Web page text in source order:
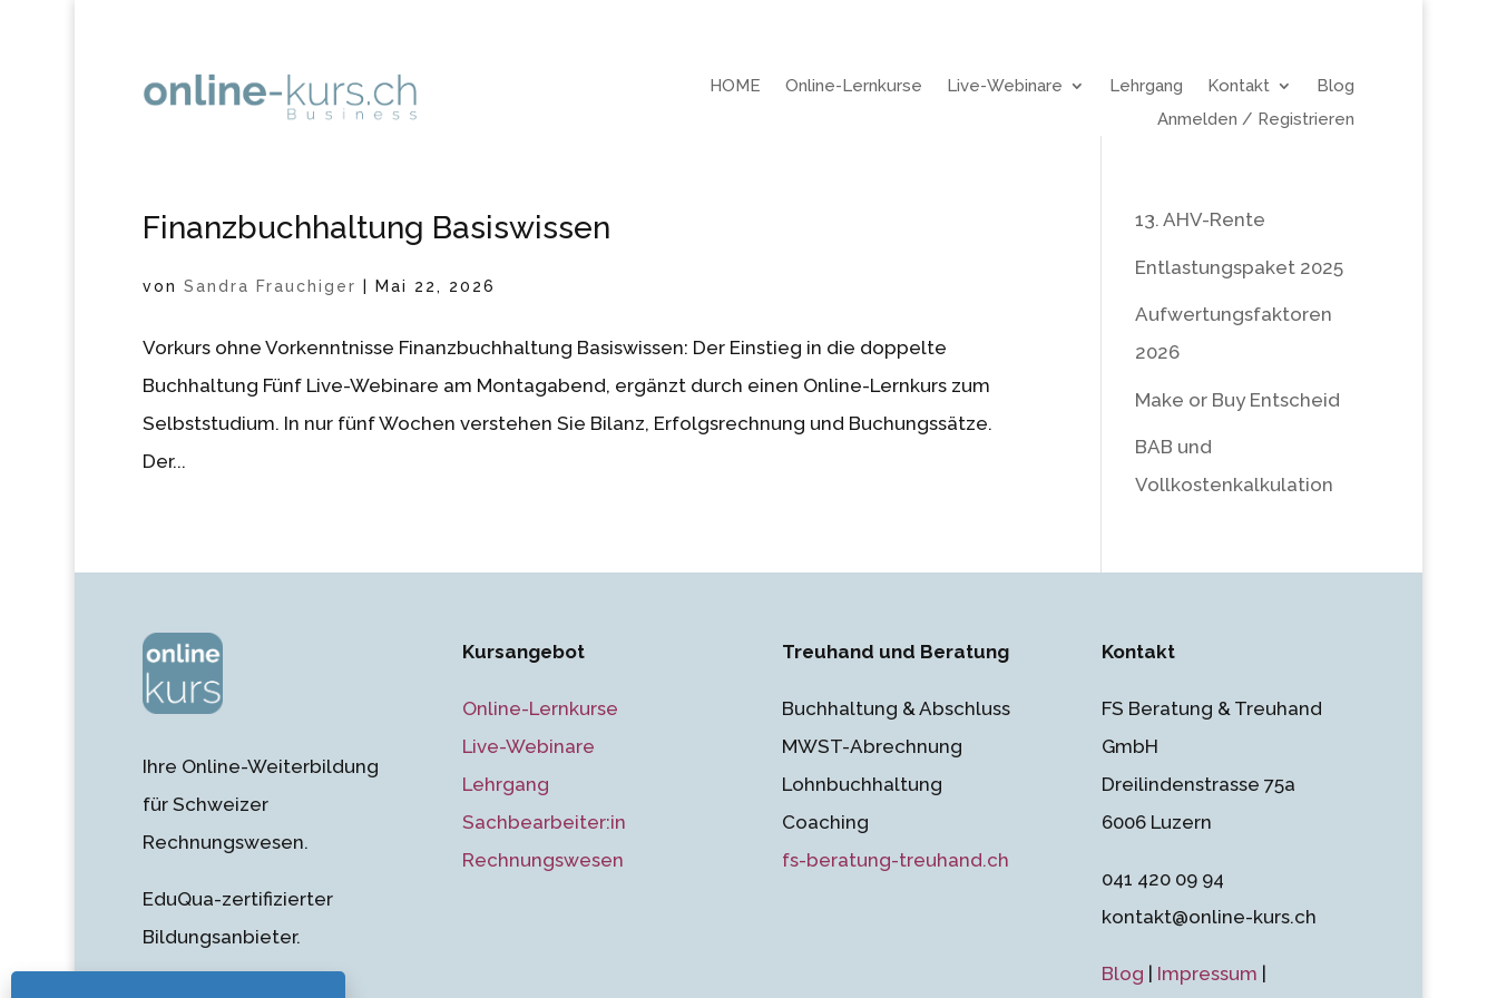
HOME Online-Lernkurse Live-Webinare Lehrgang Kontakt
Blog
Anmelden / Registrieren
Finanzbuchhaltung Basiswissen
von Sandra Frauchiger Mai 22, 2026
Vorkurs ohne Vorkenntnisse Finanzbuchhaltung Basiswissen: Der Einstieg in die doppelte
Buchhaltung Fünf Live-Webinare am Montagabend, ergänzt durch einen Online-Lernkurs zum
Selbststudium. In nur fünf Wochen verstehen Sie Bilanz, Erfolgsrechnung und Buchungssätze.
Der...
13. AHV-Rente
Entlastungspaket 2025
Aufwertungsfaktoren
2026
Make or Buy Entscheid
BAB und
Vollkostenkalkulation
Ihre Online-Weiterbildung
für Schweizer
Rechnungswesen.
EduQua-zertifizierter
Bildungsanbieter.
Kursangebot
Online-Lernkurse
Live-Webinare
Lehrgang
Sachbearbeiter:in
Rechnungswesen
Treuhand und Beratung
Buchhaltung & Abschluss
MWST-Abrechnung
Lohnbuchhaltung
Coaching
fs-beratung-treuhand.ch
Kontakt
FS Beratung & Treuhand
GmbH
Dreilindenstrasse 75a
6006 Luzern
041 420 09 94
kontakt@online-kurs.ch
Blog Impressum